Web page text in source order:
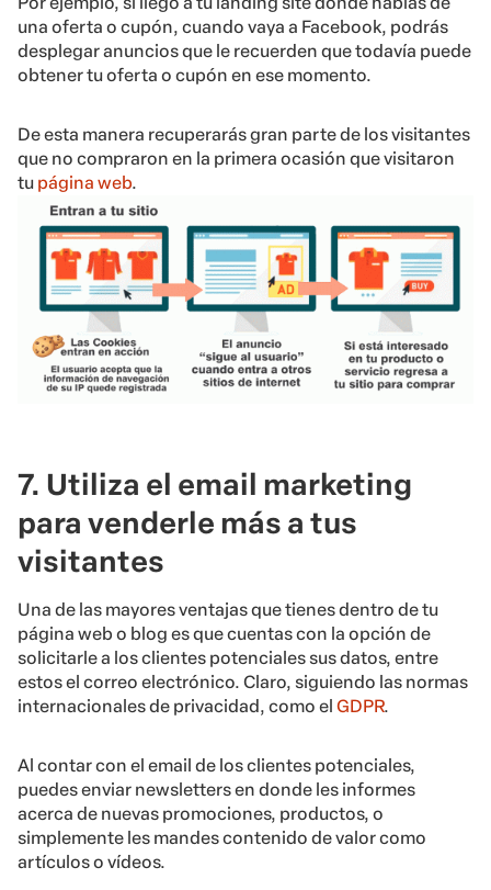
una oferta o cupón, cuando vaya a Facebook, podrás
desplegar anuncios que le recuerden que todavía puede
obtener tu oferta o cupón en ese momento.
De esta manera recuperarás gran parte de los visitantes
que no compraron en la primera ocasión que visitaron
tu página web.
7. Utiliza el email marketing
para venderle más a tus
visitantes
Una de las mayores ventajas que tienes dentro de tu
página web o blog es que cuentas con la opción de
solicitarle a los clientes potenciales sus datos, entre
estos el correo electrónico. Claro, siguiendo las normas
internacionales de privacidad, como el GDPR.
Al contar con el email de los clientes potenciales,
puedes enviar newsletters en donde les informes
acerca de nuevas promociones, productos, o
simplemente les mandes contenido de valor como
artículos o vídeos.